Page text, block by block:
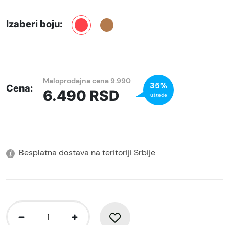
Izaberi boju:
Cena:
Maloprodajna cena9.990
6.490 RSD
35%
uštede
Besplatna dostava na teritoriji Srbije